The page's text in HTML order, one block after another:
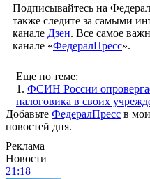
Подписывайтесь на
также следите за самыми
канале Дзен. Все самое
канале «ФедералПресс».
Еще по теме:
1. ФСИН России
налоговика в своих
Добавьте ФедералПресс в
новостей дня.
Реклама
Новости
21:18